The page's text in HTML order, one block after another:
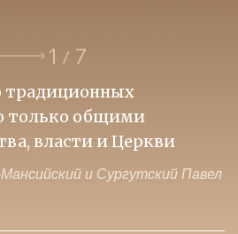
1 / 7
традиционных
только общими
власти и Церкви
и Сургутский Павел